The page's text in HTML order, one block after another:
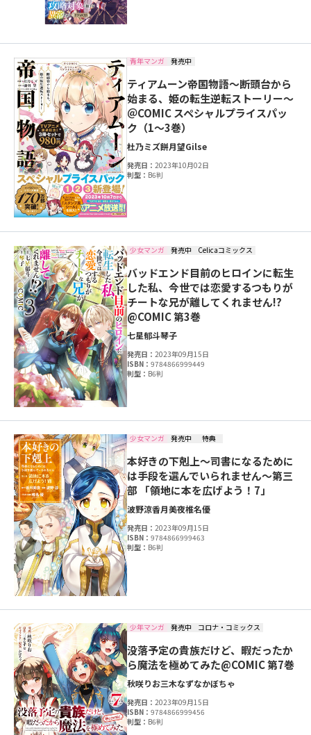
青年マンガ 発売中
ティアムーン帝国物語～断頭台から
始まる、姫の転生逆転ストーリー～
＠COMIC スペシャルプライスパッ
ク（1～3巻）
杜乃ミズ餅月望Gilse
発売日：2023年10月02日
判型： B6判
少女マンガ 発売中 Celicaコミックス
バッドエンド目前のヒロインに転生
した私、今世では恋愛するつもりが
チートな兄が離してくれません!?
@COMIC 第3巻
七星郁斗琴子
発売日：2023年09月15日
ISBN：9784866999449
判型： B6判
少女マンガ 発売中 特典
本好きの下剋上～司書になるために
は手段を選んでいられません～第三
部 「領地に本を広げよう！7」
波野涼香月美夜椎名優
発売日：2023年09月15日
ISBN：9784866999463
判型： B6判
少年マンガ 発売中 コロナ・コミックス
没落予定の貴族だけど、暇だったか
ら魔法を極めてみた@COMIC 第7巻
秋咲りお三木なずなかぼちゃ
発売日：2023年09月15日
ISBN：9784866999456
判型： B6判